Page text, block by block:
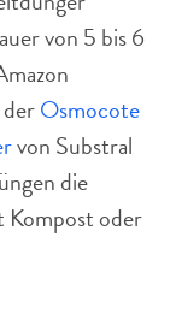
von 5 bis 6
Osmocote
von Substral
die
Kompost oder